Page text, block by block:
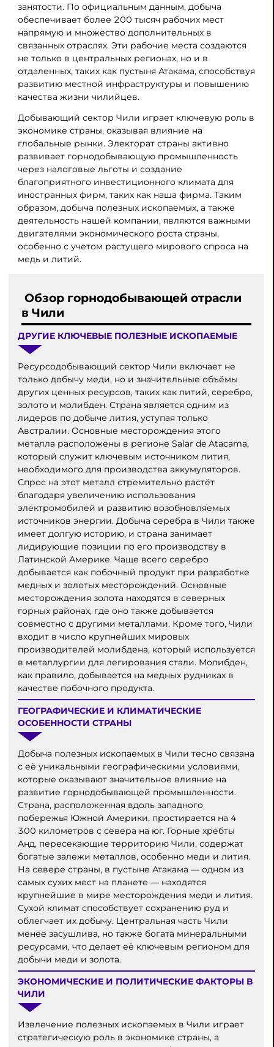
занятости. По официальным данным, добыча
обеспечивает более 200 тысяч рабочих мест
напрямую и множество дополнительных в
связанных отраслях. Эти рабочие места создаются
не только в центральных регионах, но и в
отдаленных, таких как пустыня Атакама, способствуя
развитию местной инфраструктуры и повышению
качества жизни чилийцев.
Добывающий сектор Чили играет ключевую роль в
экономике страны, оказывая влияние на
глобальные рынки. Электорат страны активно
развивает горнодобывающую промышленность
через налоговые льготы и создание
благоприятного инвестиционного климата для
иностранных фирм, таких как наша фирма. Таким
образом, добыча полезных ископаемых, а также
деятельность нашей компании, являются важными
двигателями экономического роста страны,
особенно с учетом растущего мирового спроса на
медь и литий.
Обзор горнодобывающей отрасли
в Чили
ДРУГИЕ КЛЮЧЕВЫЕ ПОЛЕЗНЫЕ ИСКОПАЕМЫЕ
Ресурсодобывающий сектор Чили включает не
только добычу меди, но и значительные объёмы
других ценных ресурсов, таких как литий, серебро,
золото и молибден. Страна является одним из
лидеров по добыче лития, уступая только
Австралии. Основные месторождения этого
металла расположены в регионе Salar de Atacama,
который служит ключевым источником лития,
необходимого для производства аккумуляторов.
Спрос на этот металл стремительно растёт
благодаря увеличению использования
электромобилей и развитию возобновляемых
источников энергии. Добыча серебра в Чили также
имеет долгую историю, и страна занимает
лидирующие позиции по его производству в
Латинской Америке. Чаще всего серебро
добывается как побочный продукт при разработке
медных и золотых месторождений. Основные
месторождения золота находятся в северных
горных районах, где оно также добывается
совместно с другими металлами. Кроме того, Чили
входит в число крупнейших мировых
производителей молибдена, который используется
в металлургии для легирования стали. Молибден,
как правило, добывается на медных рудниках в
качестве побочного продукта.
ГЕОГРАФИЧЕСКИЕ И КЛИМАТИЧЕСКИЕ
ОСОБЕННОСТИ СТРАНЫ
Добыча полезных ископаемых в Чили тесно связана
с её уникальными географическими условиями,
которые оказывают значительное влияние на
развитие горнодобывающей промышленности.
Страна, расположенная вдоль западного
побережья Южной Америки, простирается на 4
300 километров с севера на юг. Горные хребты
Анд, пересекающие территорию Чили, содержат
богатые залежи металлов, особенно меди и лития.
На севере страны, в пустыне Атакама — одном из
самых сухих мест на планете — находятся
крупнейшие в мире месторождения меди и лития.
Сухой климат способствует сохранению руд и
облегчает их добычу. Центральная часть Чили
менее засушлива, но также богата минеральными
ресурсами, что делает её ключевым регионом для
добычи меди и золота.
ЭКОНОМИЧЕСКИЕ И ПОЛИТИЧЕСКИЕ ФАКТОРЫ В
ЧИЛИ
Извлечение полезных ископаемых в Чили играет
стратегическую роль в экономике страны, а